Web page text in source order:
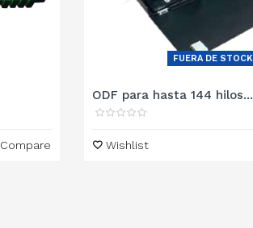
Compare
FUERA DE STOCK
ODF para hasta 144 hilos...
Wishlist